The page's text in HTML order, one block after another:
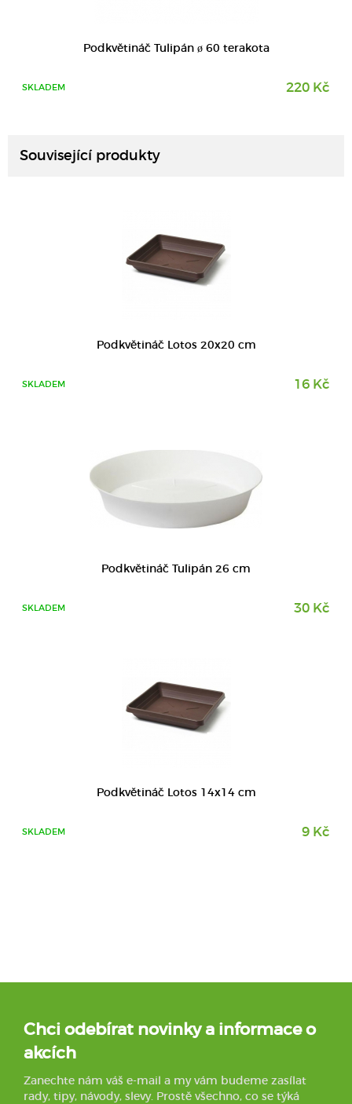
Podkvětináč Tulipán ø 60 terakota
SKLADEM 220 Kč
Související produkty
Podkvětináč Lotos 20x20 cm
SKLADEM 16 Kč
Podkvětináč Tulipán 26 cm
SKLADEM 30 Kč
Podkvětináč Lotos 14x14 cm
SKLADEM 9 Kč
Chci odebírat novinky a informace o
akcích
Zanechte nám váš e-mail a my vám budeme zasílat
rady, tipy, návody, slevy. Prostě všechno, co se týká